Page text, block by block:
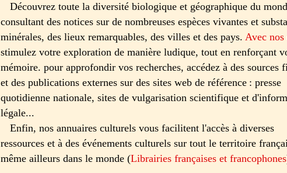
Découvrez toute la diversité biologique et géographique du
consultant des notices sur de nombreuses espèces vivantes et
minérales, des lieux remarquables, des villes et des pays.Avec
stimulez votre exploration de manière ludique, tout en renforçant
mémoire. pour approfondir vos recherches, accédez à des sources
et des publications externes sur des sites web de référence : presse
quotidienne nationale, sites de vulgarisation scientifique et
légale...
Enfin, nos annuaires culturels vous facilitent l'accès à diverses
ressources et à des événements culturels sur tout le territoire
même ailleurs dans le monde (Librairies françaises et francophones